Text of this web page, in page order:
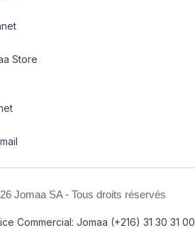
Store
Jomaa SA - Tous droits réservés
Commercial: Jomaa (+216) 31 30 31 00